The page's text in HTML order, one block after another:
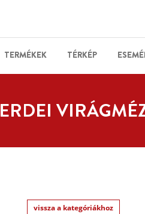
TERMÉKEK TÉRKÉP
ERDEI
vissza a kategóriákhoz